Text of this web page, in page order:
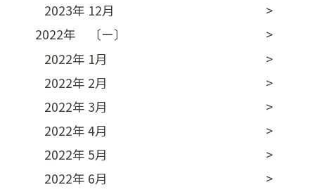
2023年 12月
2022年 〔ー〕
2022年 1月
2022年 2月
2022年 3月
2022年 4月
2022年 5月
2022年 6月